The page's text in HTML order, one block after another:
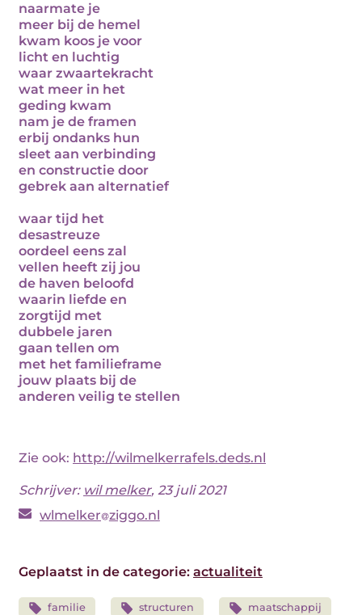
naarmate je
meer bij de hemel
kwam koos je voor
licht en luchtig
waar zwaartekracht
wat meer in het
geding kwam
nam je de framen
erbij ondanks hun
sleet aan verbinding
en constructie door
gebrek aan alternatief
waar tijd het
desastreuze
oordeel eens zal
vellen heeft zij jou
de haven beloofd
waarin liefde en
zorgtijd met
dubbele jaren
gaan tellen om
met het familieframe
jouw plaats bij de
anderen veilig te stellen
Zie ook: http://wilmelkerrafels.deds.nl
Schrijver: wil melker, 23 juli 2021
wlmelker ziggo.nl
Geplaatst in de categorie: actualiteit
familie structuren maatschappij